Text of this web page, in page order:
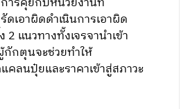
ดเอาผิดดำเนินการเอาผิด
2 แนวทางทั้งเจรจานำเข้า
กตุนจะช่วยทำให้
ลนปุ๋ยและราคาเข้าสู่สภาวะ